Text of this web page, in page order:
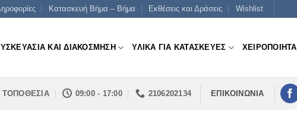
Κατασκευή Βήμα – Βήμα Εκθέσεις και Δράσεις Wishlist
ΚΑΙ ΔΙΑΚΟΣΜΗΣΗ ΥΛΙΚΑ ΓΙΑ ΚΑΤΑΣΚΕΥΕΣ ΧΕΙΡΟΠΟΙΗΤΑ
ΤΟΠΟΘΕΣΙΑ 09:00 - 17:00 2106202134 ΕΠΙΚΟΙΝΩΝΙΑ